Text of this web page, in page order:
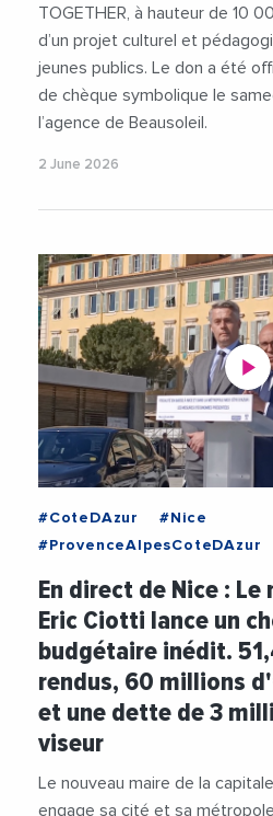
TOGETHER, à hauteur de 10
d’un projet culturel et
jeunes publics. Le don a été
de chèque symbolique le
l’agence de Beausoleil.
2 June 2026
#CoteDAzur
#Nice
#ProvenceAlpesCoteDAzur
#MetropoleDeNice
En direct de Nice :
Eric Ciotti lance un
budgétaire inédit.
rendus, 60 millions
et une dette de 3
viseur
Le nouveau maire de la
engage sa cité et sa